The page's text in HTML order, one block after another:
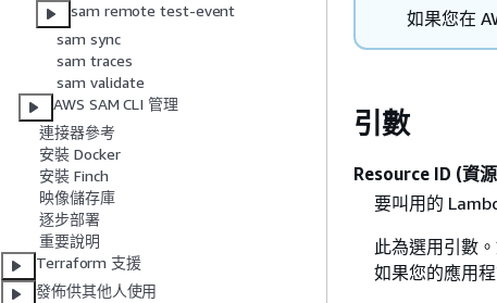
sam remote test-event
sam sync
sam traces
sam validate
AWS SAM CLI 管理
連接器參考
安裝 Docker
安裝 Finch
映像儲存庫
逐步部署
重要說明
Terraform 支援
發佈供其他人使用
如果您在
引數
Resource ID (資
要叫用的
此為選用引數
如果您的應用